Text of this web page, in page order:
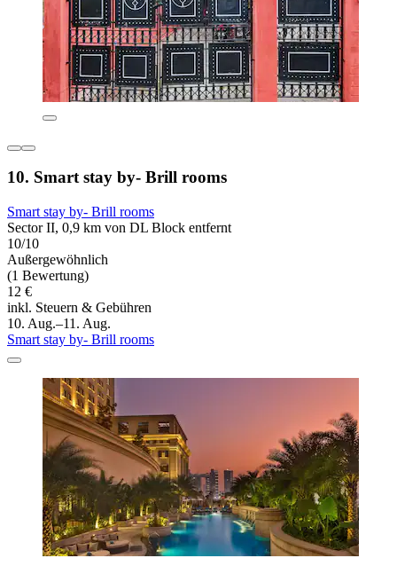
10. Smart stay by- Brill rooms
Smart stay by- Brill rooms
Sector II, 0,9 km von DL Block entfernt
10/10
Außergewöhnlich
(1 Bewertung)
12 €
inkl. Steuern & Gebühren
10. Aug.–11. Aug.
Smart stay by- Brill rooms